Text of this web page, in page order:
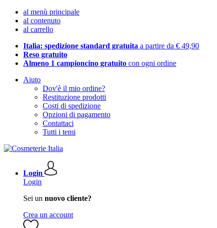
al menù principale
al contenuto
al carrello
Italia: spedizione standard gratuita a partire da € 49,90
Reso gratuito
Almeno 1 campioncino gratuito con ogni ordine
Aiuto
Dov'è il mio ordine?
Restituzione prodotti
Costi di spedizione
Opzioni di pagamento
Contattaci
Tutti i temi
Login
Login
Sei un nuovo cliente?
Crea un account